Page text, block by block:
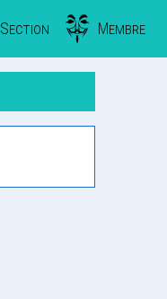
Section Membre